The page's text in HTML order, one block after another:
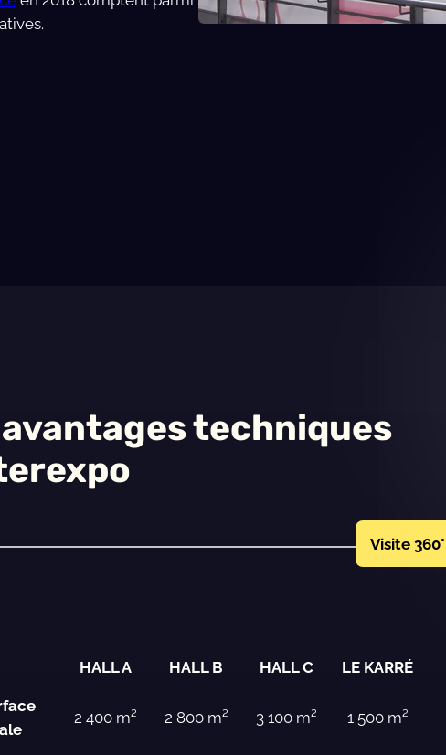
avantages techniques
Visite 360°
HALL A HALL B HALL C LE KARRÉ
2 400 m² 2 800 m² 3 100 m² 1 500 m²